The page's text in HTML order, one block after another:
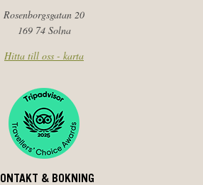
Rosenborgsgatan 20
169 74 Solna
Hitta till oss - karta
& BOKNING